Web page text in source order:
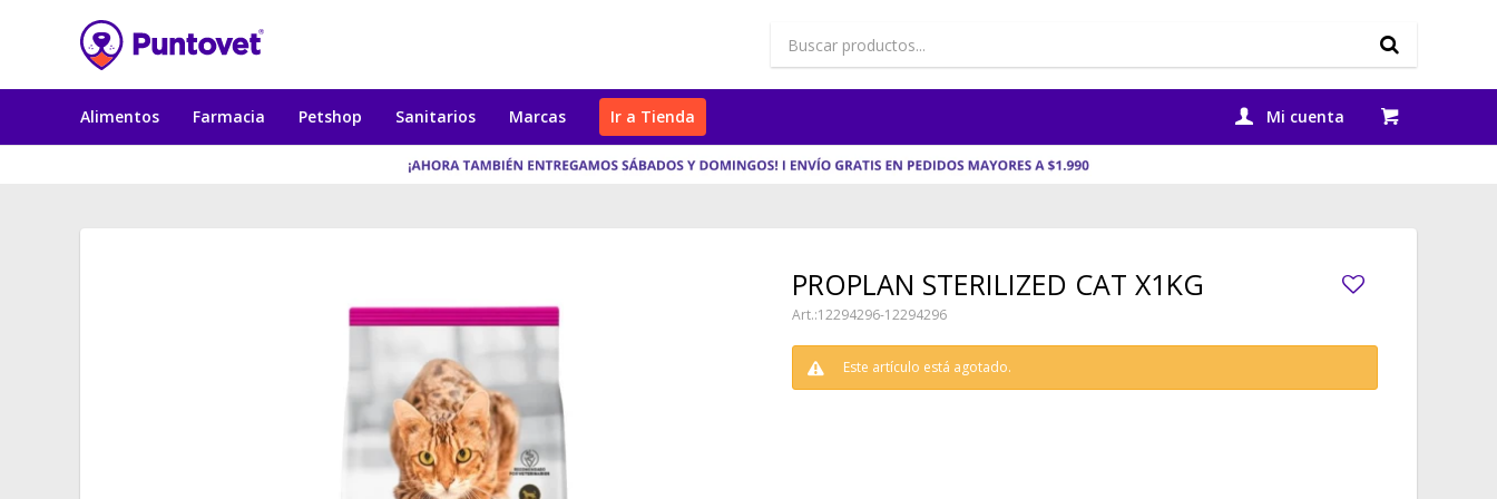
Alimentos Farmacia Petshop Sanitarios Marcas Ir a Tienda
PROPLAN STERILIZED CAT X1KG
12294296-12294296
Este artículo está agotado.